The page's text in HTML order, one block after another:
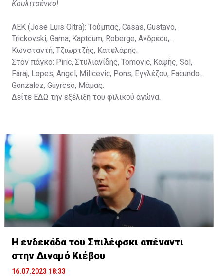
Κουλιτσένκο!
ΑΕΚ (Jose Luis Oltra): Tούμπας, Casas, Gustavo,
Trickovski, Gama, Κaptoum, Roberge, Aνδρέου,
Κωνσταντή, Τζιωρτζής, Κατελάρης.
Στον πάγκο: Piric, Στυλιανίδης, Tomovic, Καψής, Sol,
Faraj, Lopes, Angel, Milicevic, Pons, Εγγλέζου, Facundo,
Gonzalez, Guyrcso, Μάμας.
Δείτε ΕΔΩ την εξέλιξη του φιλικού αγώνα.
Η ενδεκάδα του Σπιλέφσκι απέναντι
στην Διναμό Κιέβου
16.07.2023 18:33